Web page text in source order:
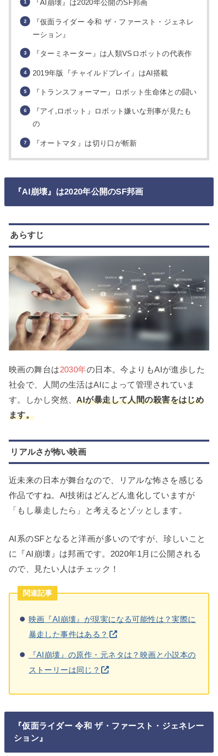
『AI崩壊』は2020年公開のSF邦画
『仮面ライダー 令和 ザ・ファースト・ジェネレ
ーション』
『ターミネーター』は人類VSロボットの代表作
2019年版『チャイルドプレイ』はAI搭載
『トランスフォーマー』ロボット生命体との闘い
『アイ,ロボット』ロボット嫌いな刑事が見たも
の
『オートマタ』は切り口が斬新
『AI崩壊』は2020年公開のSF邦画
あらすじ
映画の舞台は2030年の日本。今よりもAIが進歩した
社会で、人間の生活はAIによって管理されていま
す。しかし突然、AIが暴走して人間の殺害をはじめ
ます。
リアルさが怖い映画
近未来の日本が舞台なので、リアルな怖さを感じる
作品ですね。AI技術はどんどん進化していますが
「もし暴走したら」と考えるとゾッとします。
AI系のSFとなると洋画が多いのですが、珍しいこと
に『AI崩壊』は邦画です。2020年1月に公開される
ので、見たい人はチェック！
関連記事
映画『AI崩壊』が現実になる可能性は？実際に
暴走した事件はある？
『AI崩壊』の原作・元ネタは？映画と小説本の
ストーリーは同じ？
『仮面ライダー 令和 ザ・ファースト・ジェネレー
ション』